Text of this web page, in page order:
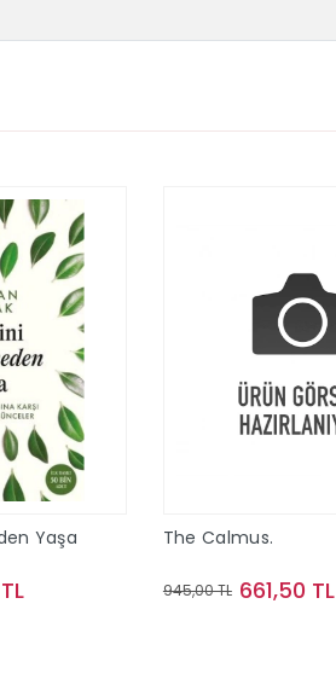
Yaşa The Calmus.
945,00 TL 661,50 TL